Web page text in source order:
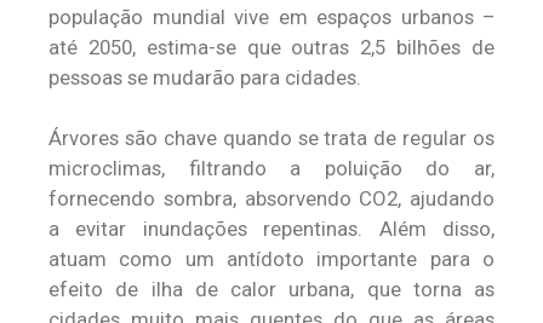
população mundial vive em espaços urbanos –
até 2050, estima-se que outras 2,5 bilhões de
pessoas se mudarão para cidades.
Árvores são chave quando se trata de regular os
microclimas, filtrando a poluição do ar,
fornecendo sombra, absorvendo CO2, ajudando
a evitar inundações repentinas. Além disso,
atuam como um antídoto importante para o
efeito de ilha de calor urbana, que torna as